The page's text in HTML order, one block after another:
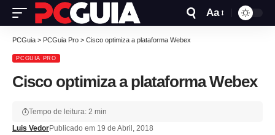
Aa
PCGuia > PCGuia Pro > Cisco optimiza a plataforma Webex
PCGUIA PRO
Cisco optimiza a plataforma Webex
Luis VedorPublicado em 19 de Abril, 2018
Tempo de leitura: 2 min